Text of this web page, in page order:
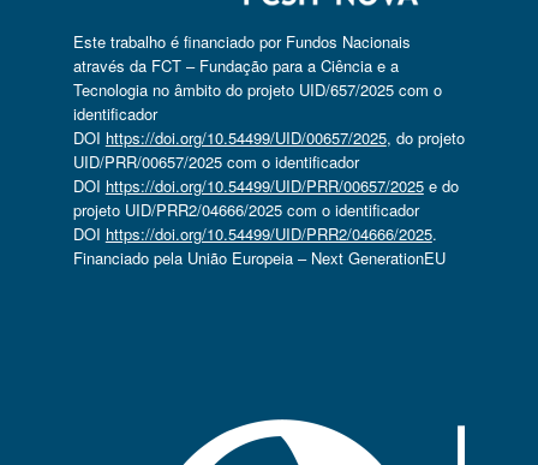
Este trabalho é financiado por Fundos Nacionais
através da FCT – Fundação para a Ciência e a
Tecnologia no âmbito do projeto UID/657/2025 com o
identificador
DOI https://doi.org/10.54499/UID/00657/2025, do projeto
UID/PRR/00657/2025 com o identificador
DOI https://doi.org/10.54499/UID/PRR/00657/2025e do
projeto UID/PRR2/04666/2025 com o identificador
DOI https://doi.org/10.54499/UID/PRR2/04666/2025.
Financiado pela União Europeia – Next GenerationEU